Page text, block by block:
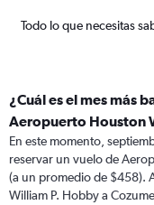
Todo lo que necesitas
¿Cuál es el mes más
Aeropuerto Houston
En este momento,
reservar un vuelo de
(a un promedio de $458).
William P. Hobby a